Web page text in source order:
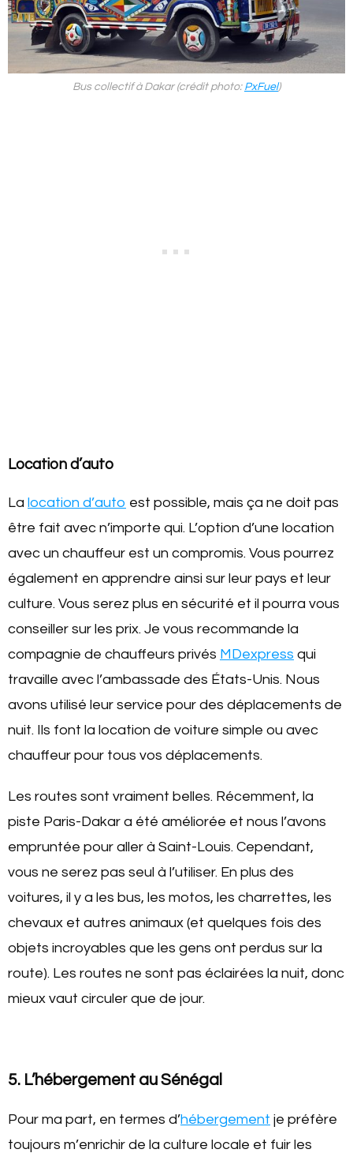
Bus collectif à Dakar (crédit photo: PxFuel)
Location d’auto
La location d’auto est possible, mais ça ne doit pas
être fait avec n’importe qui. L’option d’une location
avec un chauffeur est un compromis. Vous pourrez
également en apprendre ainsi sur leur pays et leur
culture. Vous serez plus en sécurité et il pourra vous
conseiller sur les prix. Je vous recommande la
compagnie de chauffeurs privés MDexpress qui
travaille avec l’ambassade des États-Unis. Nous
avons utilisé leur service pour des déplacements de
nuit. Ils font la location de voiture simple ou avec
chauffeur pour tous vos déplacements.
Les routes sont vraiment belles. Récemment, la
piste Paris-Dakar a été améliorée et nous l’avons
empruntée pour aller à Saint-Louis. Cependant,
vous ne serez pas seul à l’utiliser. En plus des
voitures, il y a les bus, les motos, les charrettes, les
chevaux et autres animaux (et quelques fois des
objets incroyables que les gens ont perdus sur la
route). Les routes ne sont pas éclairées la nuit, donc
mieux vaut circuler que de jour.
5. L’hébergement au Sénégal
Pour ma part, en termes d’hébergement je préfère
toujours m’enrichir de la culture locale et fuir les